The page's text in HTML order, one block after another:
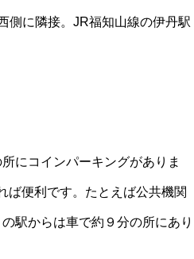
側に隣接。JR福知山線の伊丹駅
にコインパーキングがありま
ば便利です。たとえば公共機関
駅からは車で約９分の所にあり